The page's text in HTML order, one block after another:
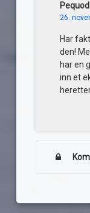
Pequod
26.
Har
den!
har en
inn et